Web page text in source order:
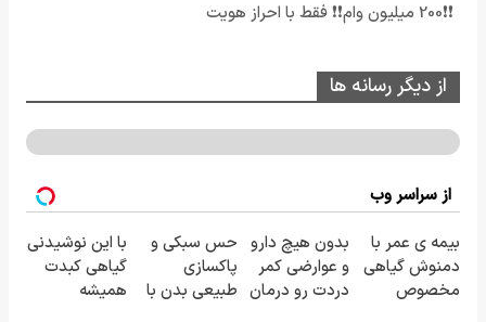
❗❗200 میلیون وام❗❗ فقط با احراز هویت
از دیگر رسانه ها
از سراسر وب
بیمه ی عمر با
دمنوش گیاهی
مخصوص
بدون هیچ دارو
و عوارضی کمر
دردت رو درمان
حس سبکی و
پاکسازی
طبیعی بدن با
با این نوشیدنی
گیاهی کبدت
همیشه